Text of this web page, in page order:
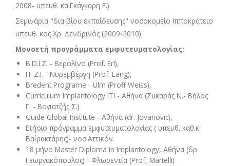
2008- υπευθ. κα.Γκάγκαρη Ε.)
Σεμινάρια "δια βίου εκπαίδευσης" νοσοκομείο Ιπποκράτειο
υπευθ. κος Χρ. Δενδρινός (2009-2010)
Μονοετή προγράμματα εμφυτευματολογίας:
B.D.I.Z. - Βερολίνο (Prof. Erl),
I.F.Z.I. - Νυρεμβέργη (Prof. Lang),
Bredent Programe - Ulm (Proff Weiss),
Curriculum Implantology ITI - Αθήνα (Συκαράς Ν.- Βήλος
Γ. - Βογιατζής Σ.)
Guide Global Institute - Αθήνα (dr. Jovanovic),
Ετήσιο πρόγραμμα εμφυτευματολογίας ( υπευθ. καθ.κ.
Βαίρακτάρης)- νοσ.Αττικόν.
18 μήνο Master Diploma in Implantology, Αθήνα (δρ
Γεωργακόπουλος) - Φλωρεντία (Prof, Martelli)